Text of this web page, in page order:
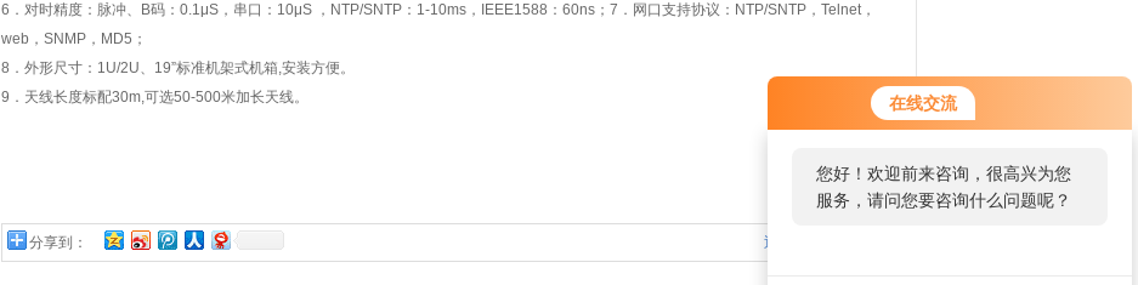
在线交流
您好！欢迎前来咨询，很高兴为您
服务，请问您要咨询什么问题呢？
6 ．对时精度：脉冲、 B码： 0.1μS ，串口： 10μS ， NTP/SNTP ： 1-10ms ， IEEE1588 ： 60ns ； 7 ．网口支持协议： NTP/SNTP ， Telnet，
web ， SNMP ， MD5 ；
8 ．外形尺寸： 1U/2U、 19”标准机架式机箱,安装方便。
9 ．天线长度标配30m,可选50-500米加长天线。
分享到： 返回列表